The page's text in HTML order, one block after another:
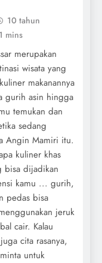
10 tahun
1 mins
merupakan
wisata yang
makanannya
gurih asin hingga
temukan dan
sedang
Angin Mamiri itu.
kuliner khas
bisa dijadikan
kamu ... gurih,
pedas bisa
jeruk
cair. Kalau
cita rasanya,
untuk